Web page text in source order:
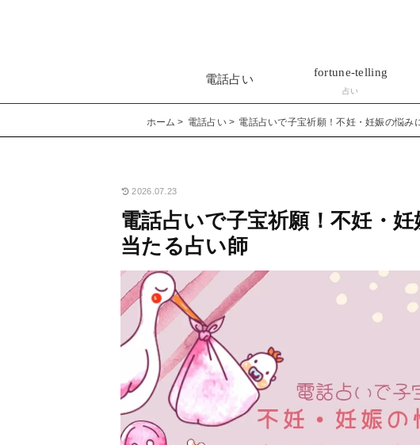
電話占い
fortune-telling
占い
ホーム 電話占い 電話占いで子宝祈願！不妊・妊娠の悩み
2026.07.23
電話占いで子宝祈願！不妊・
当たる占い師